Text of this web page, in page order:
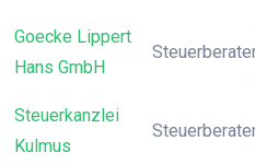
Goecke Lippert
Hans GmbH
Steuerkanzlei
Kulmus